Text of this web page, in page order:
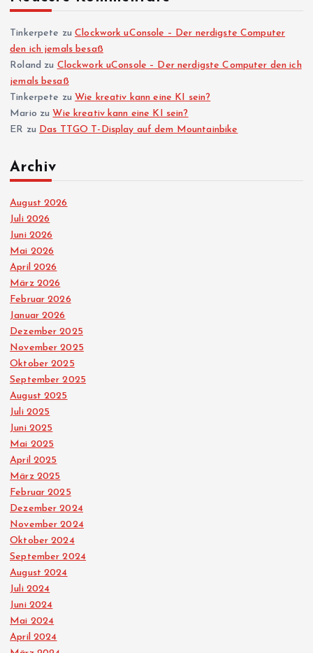
Tinkerpete zuClockwork uConsole – Der nerdigste Computer
den ich jemals besaß
Roland zu Clockwork uConsole – Der nerdigste Computer den ich
jemals besaß
Tinkerpete zu Wie kreativ kann eine KI sein?
Mario zu Wie kreativ kann eine KI sein?
ER zu Das TTGO T-Display auf dem Mountainbike
Archiv
August 2026
Juli 2026
Juni 2026
Mai 2026
April 2026
März 2026
Februar 2026
Januar 2026
Dezember 2025
November 2025
Oktober 2025
September 2025
August 2025
Juli 2025
Juni 2025
Mai 2025
April 2025
März 2025
Februar 2025
Dezember 2024
November 2024
Oktober 2024
September 2024
August 2024
Juli 2024
Juni 2024
Mai 2024
April 2024